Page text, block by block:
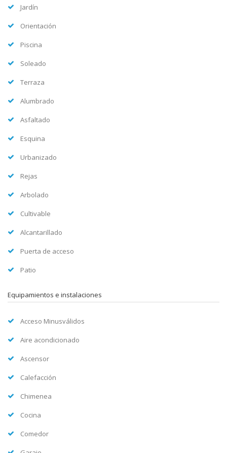
Jardín
Orientación
Piscina
Soleado
Terraza
Alumbrado
Asfaltado
Esquina
Urbanizado
Rejas
Arbolado
Cultivable
Alcantarillado
Puerta de acceso
Patio
Equipamientos e instalaciones
Acceso Minusválidos
Aire acondicionado
Ascensor
Calefacción
Chimenea
Cocina
Comedor